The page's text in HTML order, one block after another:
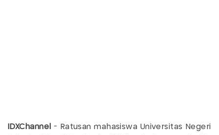
IDXChannel - Ratusan mahasiswa Universitas Negeri